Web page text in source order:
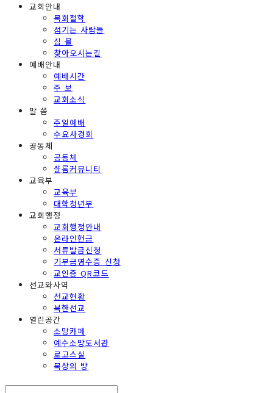
교회안내
목회철학
섬기는 사람들
심 볼
찾아오시는길
예배안내
예배시간
주 보
교회소식
말 씀
주일예배
수요사경회
공동체
공동체
샬롬커뮤니티
교육부
교육부
대학청년부
교회행정
교회행정안내
온라인헌금
서류발급신청
기부금영수증 신청
교인증 QR코드
선교와사역
선교현황
북한선교
열린공간
소망카페
예수소망도서관
로고스실
묵상의 방